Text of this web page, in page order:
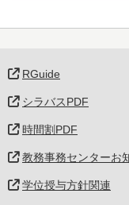
RGuide
シラバスPDF
時間割PDF
教務事務センターお
学位授与方針関連